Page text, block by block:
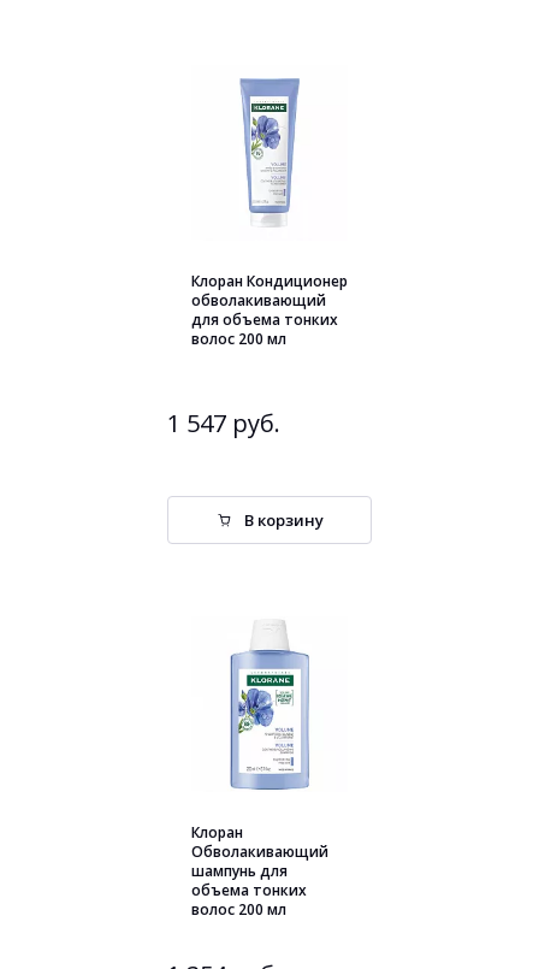
Клоран Кондиционер
обволакивающий
для объема тонких
волос 200 мл
1 547 руб.
В корзину
Клоран
Обволакивающий
шампунь для
объема тонких
волос 200 мл